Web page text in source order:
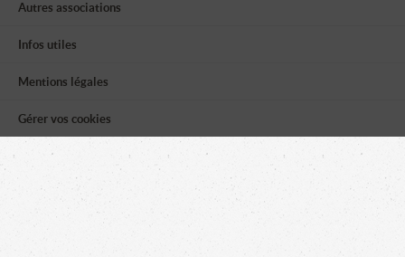
Autres associations
Infos utiles
Mentions légales
Gérer vos cookies